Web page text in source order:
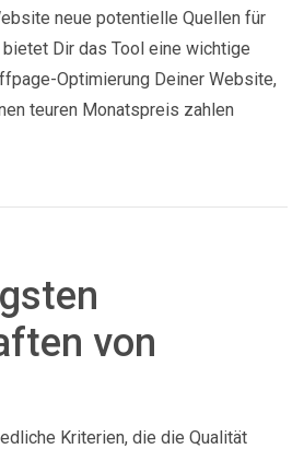
neue potentielle Quellen für
Dir das Tool eine wichtige
Optimierung Deiner Website,
teuren Monatspreis zahlen
von
Kriterien, die die Qualität